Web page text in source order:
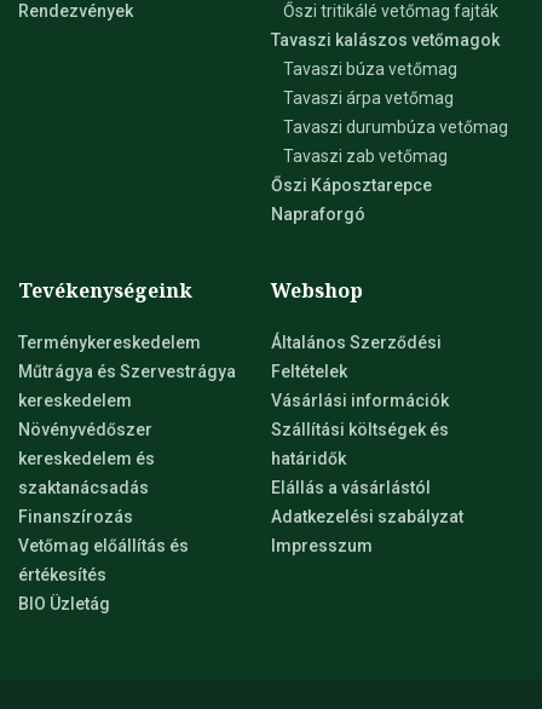
Rendezvények
Őszi tritikálé vetőmag fajták
Tavaszi kalászos vetőmagok
Tavaszi búza vetőmag
Tavaszi árpa vetőmag
Tavaszi durumbúza vetőmag
Tavaszi zab vetőmag
Őszi Káposztarepce
Napraforgó
Tevékenységeink
Terménykereskedelem
Műtrágya és Szervestrágya
kereskedelem
Növényvédőszer
kereskedelem és
szaktanácsadás
Finanszírozás
Vetőmag előállítás és
értékesítés
BIO Üzletág
Webshop
Általános Szerződési
Feltételek
Vásárlási információk
Szállítási költségek és
határidők
Elállás a vásárlástól
Adatkezelési szabályzat
Impresszum